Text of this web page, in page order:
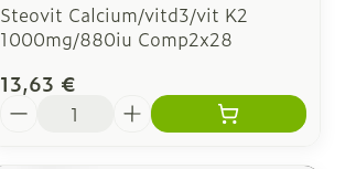
Steovit Calcium/vitd3/vit K2
1000mg/880iu Comp2x28
13,63 €
Quantité